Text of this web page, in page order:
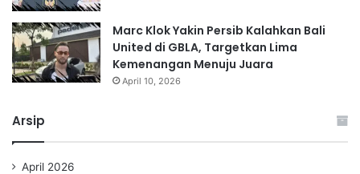
Marc Klok Yakin Persib Kalahkan Bali
United di GBLA, Targetkan Lima
Kemenangan Menuju Juara
April 10, 2026
Arsip
April 2026